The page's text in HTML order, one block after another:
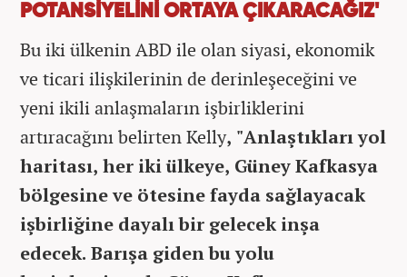
POTANSİYELİNİ ORTAYA ÇIKARACAĞIZ'
Bu iki ülkenin ABD ile olan siyasi, ekonomik
ve ticari ilişkilerinin de derinleşeceğini ve
yeni ikili anlaşmaların işbirliklerini
artıracağını belirten Kelly, "Anlaştıkları yol
haritası, her iki ülkeye, Güney Kafkasya
bölgesine ve ötesine fayda sağlayacak
işbirliğine dayalı bir gelecek inşa
edecek. Barışa giden bu yolu